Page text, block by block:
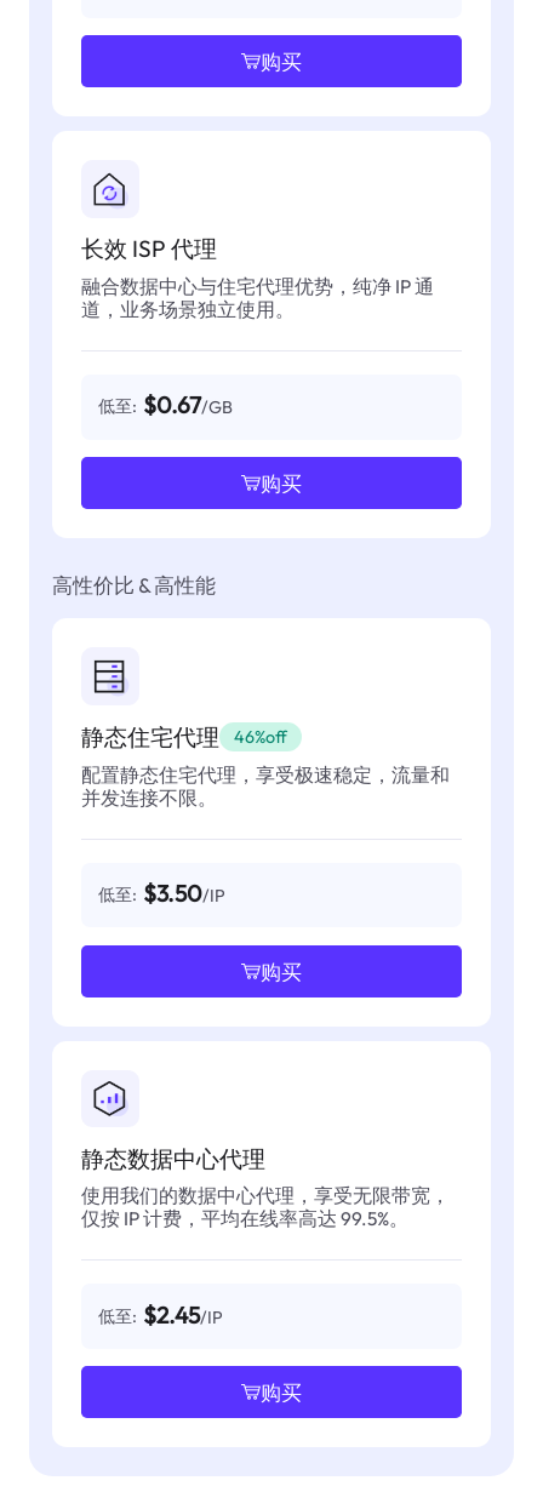
购买
长效 ISP 代理
融合数据中心与住宅代理优势，纯净 IP 通
道，业务场景独立使用。
低至: $0.67/GB
购买
高性价比 & 高性能
静态住宅代理 46%off
配置静态住宅代理，享受极速稳定，流量和
并发连接不限。
低至: $3.50/IP
购买
静态数据中心代理
使用我们的数据中心代理，享受无限带宽，
仅按 IP 计费，平均在线率高达 99.5%。
低至: $2.45/IP
购买